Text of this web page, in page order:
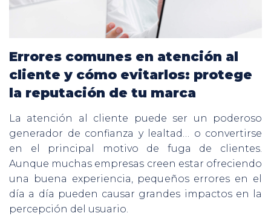
Errores comunes en atención al
cliente y cómo evitarlos: protege
la reputación de tu marca
La atención al cliente puede ser un poderoso
generador de confianza y lealtad… o convertirse
en el principal motivo de fuga de clientes.
Aunque muchas empresas creen estar ofreciendo
una buena experiencia, pequeños errores en el
día a día pueden causar grandes impactos en la
percepción del usuario.